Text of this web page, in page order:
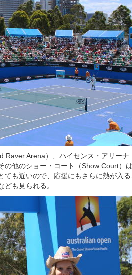
Arena）、ハイセンス・アリーナ
他のショー・コート（Show Court）
も近いので、応援にもさらに熱が入る
も見られる。